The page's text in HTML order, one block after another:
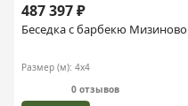
487 397 ₽
Беседка с барбекю Мизиново
Размер (м): 4х4
0 отзывов